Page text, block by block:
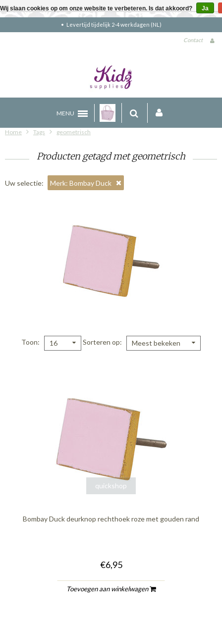
Gratis verzending boven €90
Contact
MENU
Home Tags geometrisch
Producten getagd met geometrisch
Uw selectie: Merk: Bombay Duck
Toon 16 Sorteren op Meest bekeken
quickshop
Bombay Duck deurknop rechthoek roze met gouden rand
€6,95
Toevoegen aan winkelwagen
Wij slaan cookies op om onze website te verbeteren. Is dat akkoord? Ja